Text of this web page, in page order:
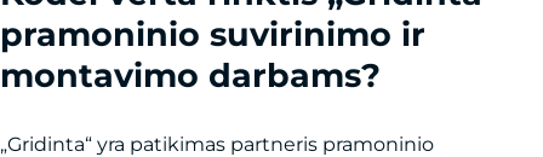
pramoninio suvirinimo ir
montavimo darbams?
„Gridinta“ yra patikimas partneris pramoninio